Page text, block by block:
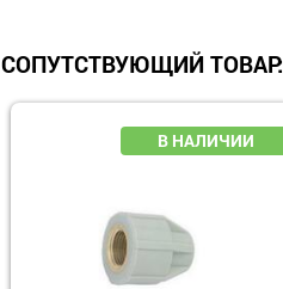
СОПУТСТВУЮЩИЙ ТОВАР: